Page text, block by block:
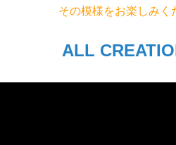
その模様をお楽しみく
ALL